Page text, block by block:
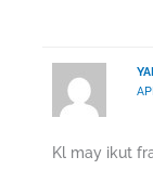
Kl may ikut